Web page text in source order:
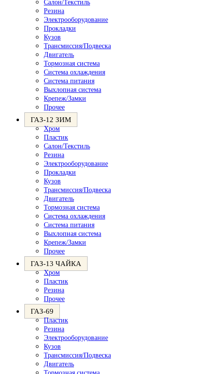
Салон/Текстиль
Резина
Электрооборудование
Прокладки
Кузов
Трансмиссия/Подвеска
Двигатель
Тормозная система
Система охлаждения
Система питания
Выхлопная система
Крепеж/Замки
Прочее
ГАЗ-12 ЗИМ
Хром
Пластик
Салон/Текстиль
Резина
Электрооборудование
Прокладки
Кузов
Трансмиссия/Подвеска
Двигатель
Тормозная система
Система охлаждения
Система питания
Выхлопная система
Крепеж/Замки
Прочее
ГАЗ-13 ЧАЙКА
Хром
Пластик
Резина
Прочее
ГАЗ-69
Пластик
Резина
Электрооборудование
Кузов
Трансмиссия/Подвеска
Двигатель